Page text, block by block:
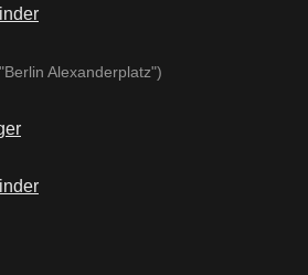
Alexanderplatz")